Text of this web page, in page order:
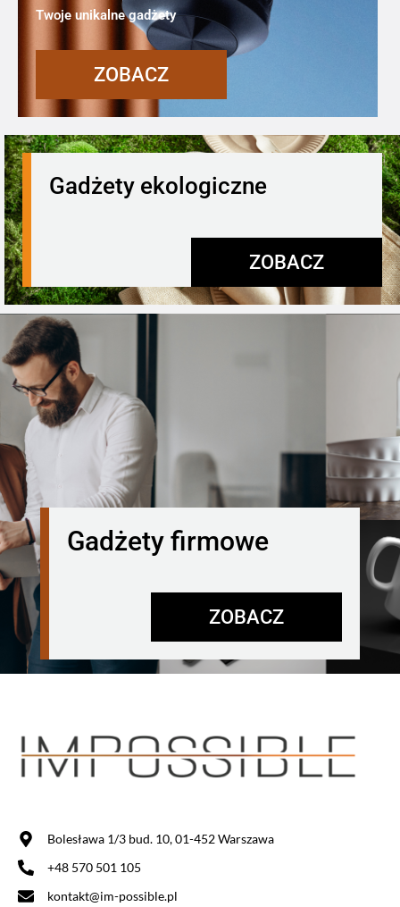
Twoje unikalne gadżety
ZOBACZ
Gadżety ekologiczne
ZOBACZ
Gadżety firmowe
ZOBACZ
Bolesława 1/3 bud. 10, 01-452 Warszawa
+48 570 501 105
kontakt@im-possible.pl